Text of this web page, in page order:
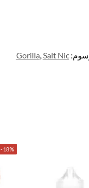
Gorilla,Salt Nic
-18%